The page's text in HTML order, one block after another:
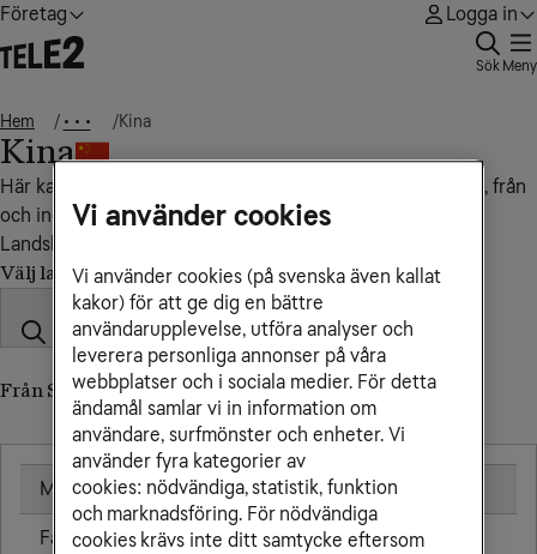
Företag Logga in
Sök Meny
Hem • • • Kina
Kina
Här kan du se vad det kostar att ringa, sms:a och surfa till, från
och inom Kina.
Landskod: +86
Välj land
Från Sverige till Kina
Mobil 8,50 kr/min
Fast telefon 8,50 kr/min
Vi använder cookies
Vi använder cookies (på svenska även kallat
kakor) för att ge dig en bättre
användarupplevelse, utföra analyser och
leverera personliga annonser på våra
webbplatser och i sociala medier. För detta
ändamål samlar vi in information om
användare, surfmönster och enheter. Vi
använder fyra kategorier av
cookies: nödvändiga, statistik, funktion
och marknadsföring. För nödvändiga
cookies krävs inte ditt samtycke eftersom